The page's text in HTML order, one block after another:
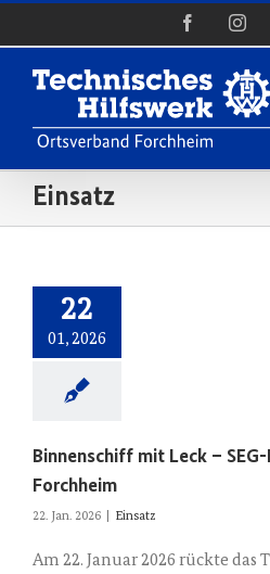
Facebook
Einsatz
22
01, 2026
Binnenschiff mit Leck –
Forchheim
22. Jan. 2026 Einsatz
Am 22. Januar 2026 rückte das